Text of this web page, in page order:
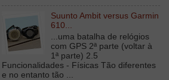
Suunto Ambit versus Garmin
610...
...uma batalha de relógios
com GPS 2ª parte (voltar à
1ª parte) 2.5
Funcionalidades - Físicas Tão diferentes
e no entanto tão ...